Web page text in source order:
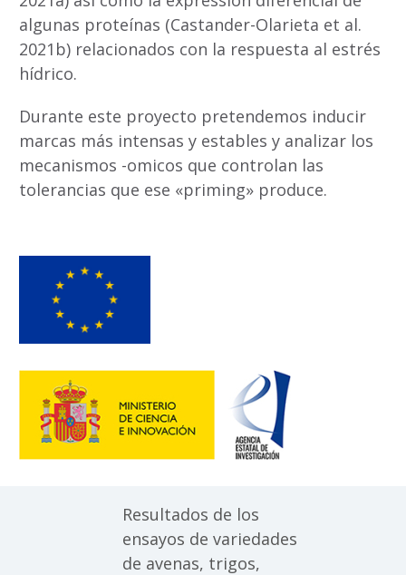
algunas proteínas (Castander-Olarieta et al.
2021b) relacionados con la respuesta al estrés
hídrico.
Durante este proyecto pretendemos inducir
marcas más intensas y estables y analizar los
mecanismos -omicos que controlan las
tolerancias que ese «priming» produce.
Resultados de los
ensayos de variedades
de avenas, trigos,